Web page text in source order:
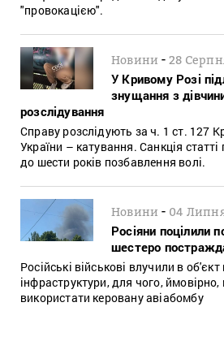
"провокацією".
Новини -28
У Кривому Розі
знущання з
розслідування
Справу розслідують за ч. 1 ст. 127
України – катування. Санкція
до шести років позбавлення волі.
Новини - 04
Росіяни поцілили
шестеро
Російські військові влучили в об'єкт
інфраструктури, для чого,
використати керовану авіабомбу